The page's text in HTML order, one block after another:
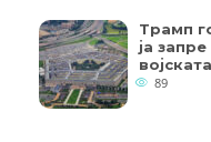
Трамп
ја
89